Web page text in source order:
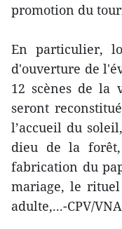
promotion du
En particulier,
d'ouverture de
12 scènes de la
seront
l’accueil du
dieu de la
fabrication du
mariage, le rituel
adulte,...-CPV/VNA